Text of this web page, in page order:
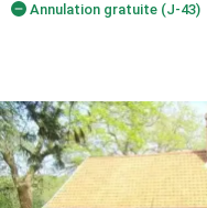
Annulation gratuite (J-43)